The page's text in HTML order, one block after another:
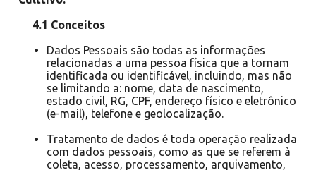
4.1 Conceitos
Dados Pessoais são todas as informações
relacionadas a uma pessoa física que a tornam
identificada ou identificável, incluindo, mas não
se limitando a: nome, data de nascimento,
estado civil, RG, CPF, endereço físico e eletrônico
(e-mail), telefone e geolocalização.
Tratamento de dados é toda operação realizada
com dados pessoais, como as que se referem à
coleta, acesso, processamento, arquivamento,